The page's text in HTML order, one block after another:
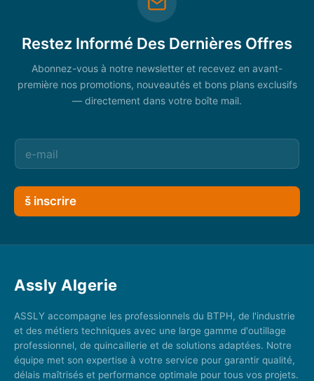
Restez Informé Des Dernières Offres
Abonnez-vous à notre newsletter et recevez en avant-
première nos promotions, nouveautés et bons plans exclusifs
— directement dans votre boîte mail.
š inscrire
Assly Algerie
ASSLY accompagne les professionnels du BTPH, de l'industrie
et des métiers techniques avec une large gamme d'outillage
professionnel, de quincaillerie et de solutions adaptées. Notre
équipe met son expertise à votre service pour garantir qualité,
délais maîtrisés et performance optimale pour tous vos projets.